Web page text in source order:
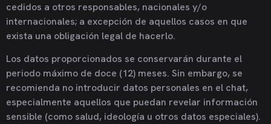
cedidos a otros responsables, nacionales y/o
internacionales; a excepción de aquellos casos en que
exista una obligación legal de hacerlo.
Los datos proporcionados se conservarán durante el
periodo máximo de doce (12) meses. Sin embargo, se
recomienda no introducir datos personales en el chat,
especialmente aquellos que puedan revelar información
sensible (como salud, ideología u otros datos especiales).